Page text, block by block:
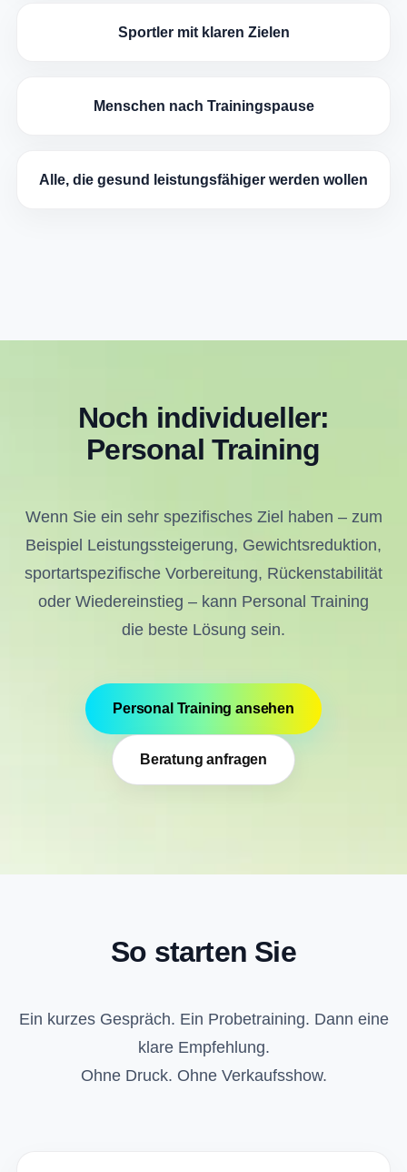
Sportler mit klaren Zielen
Menschen nach Trainingspause
Alle, die gesund leistungsfähiger werden wollen
Noch individueller:
Personal Training
Wenn Sie ein sehr spezifisches Ziel haben – zum
Beispiel Leistungssteigerung, Gewichtsreduktion,
sportartspezifische Vorbereitung, Rückenstabilität
oder Wiedereinstieg – kann Personal Training
die beste Lösung sein.
Personal Training ansehen
Beratung anfragen
So starten Sie
Ein kurzes Gespräch. Ein Probetraining. Dann eine
klare Empfehlung.
Ohne Druck. Ohne Verkaufsshow.